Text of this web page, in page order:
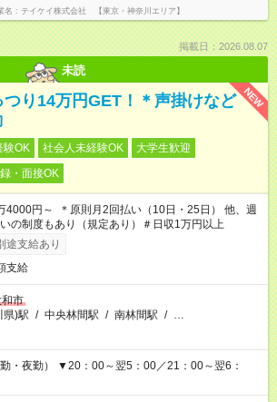
名 テイケイ株式会社 【東京・神奈川エリア】
掲載日：2026.08.07
未読
NEW
り14万円GET！＊声掛けなど
験OK 社会人未経験OK
大学生歓迎
・面接OK
4000円～ ＊原則月2回払い（10日・25日） 他、週
の制度もあり（規定あり）＃日収1万円以上
途支給あり
支給
市
県)駅 / 中央林間駅 / 南林間駅 / …
勤・夜勤） ▼20：00～翌5：00／21：00～翌6：